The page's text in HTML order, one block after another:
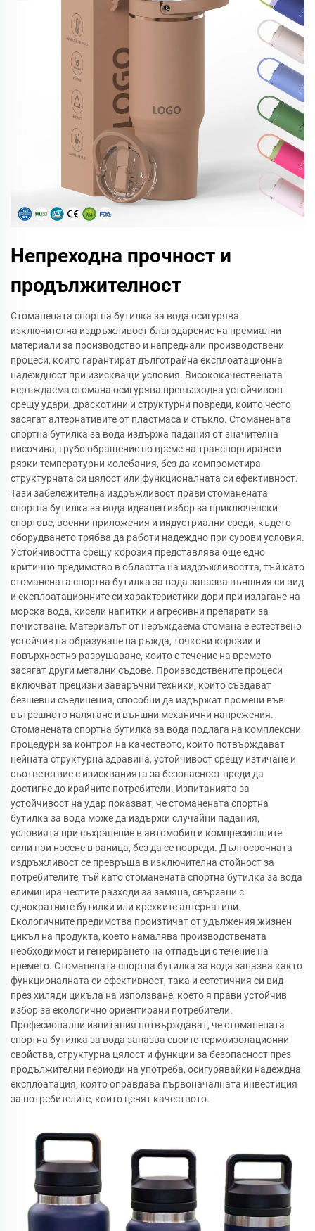
Непреходна прочност и
продължителност
Стоманената спортна бутилка за вода осигурява
изключителна издръжливост благодарение на премиални
материали за производство и напреднали производствени
процеси, които гарантират дълготрайна експлоатационна
надеждност при изискващи условия. Висококачествената
неръждаема стомана осигурява превъзходна устойчивост
срещу удари, драскотини и структурни повреди, които често
засягат алтернативите от пластмаса и стъкло. Стоманената
спортна бутилка за вода издържа падания от значителна
височина, грубо обращение по време на транспортиране и
рязки температурни колебания, без да компрометира
структурната си цялост или функционалната си ефективност.
Тази забележителна издръжливост прави стоманената
спортна бутилка за вода идеален избор за приключенски
спортове, военни приложения и индустриални среди, където
оборудването трябва да работи надеждно при сурови условия.
Устойчивостта срещу корозия представлява още едно
критично предимство в областта на издръжливостта, тъй като
стоманената спортна бутилка за вода запазва външния си вид
и експлоатационните си характеристики дори при излагане на
морска вода, кисели напитки и агресивни препарати за
почистване. Материалът от неръждаема стомана е естествено
устойчив на образуване на ръжда, точкови корозии и
повърхностно разрушаване, които с течение на времето
засягат други метални съдове. Производствените процеси
включват прецизни заваръчни техники, които създават
безшевни съединения, способни да издържат промени във
вътрешното налягане и външни механични напрежения.
Стоманената спортна бутилка за вода подлага на комплексни
процедури за контрол на качеството, които потвърждават
нейната структурна здравина, устойчивост срещу изтичане и
съответствие с изискванията за безопасност преди да
достигне до крайните потребители. Изпитанията за
устойчивост на удар показват, че стоманената спортна
бутилка за вода може да издържи случайни падания,
условията при съхранение в автомобил и компресионните
сили при носене в раница, без да се повреди. Дългосрочната
издръжливост се превръща в изключителна стойност за
потребителите, тъй като стоманената спортна бутилка за вода
елиминира честите разходи за замяна, свързани с
еднократните бутилки или крехките алтернативи.
Екологичните предимства произтичат от удължения жизнен
цикъл на продукта, което намалява производствената
необходимост и генерирането на отпадъци с течение на
времето. Стоманената спортна бутилка за вода запазва както
функционалната си ефективност, така и естетичния си вид
през хиляди цикъла на използване, което я прави устойчив
избор за екологично ориентирани потребители.
Професионални изпитания потвърждават, че стоманената
спортна бутилка за вода запазва своите термоизолационни
свойства, структурна цялост и функции за безопасност през
продължителни периоди на употреба, осигурявайки надеждна
експлоатация, която оправдава първоначалната инвестиция
за потребителите, които ценят качеството.